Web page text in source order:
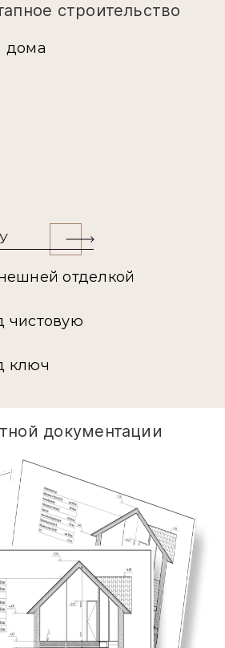
строительство
дома
отделкой
чистовую
ключ
документации